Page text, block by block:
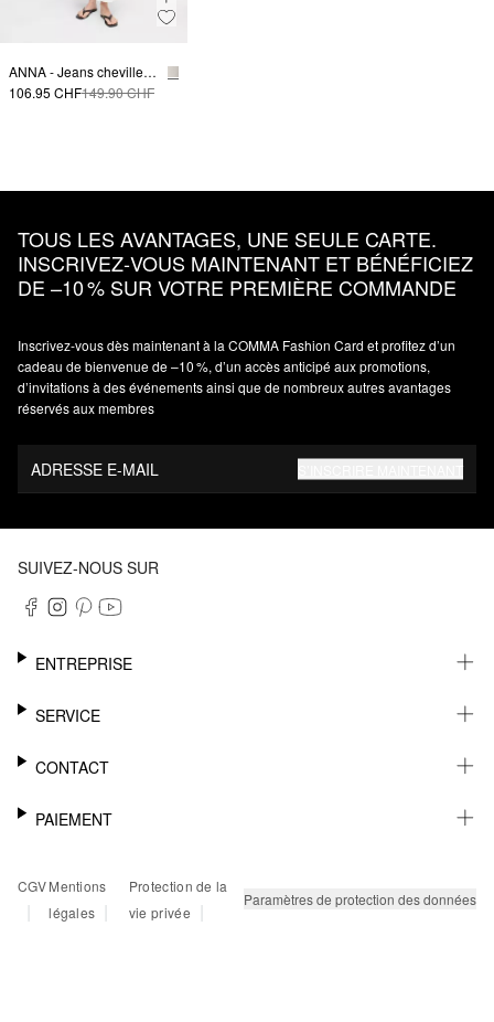
ANNA - Jeans cheville avec détail torsadé à la taille
106.95 CHF149.90 CHF
TOUS LES AVANTAGES, UNE SEULE CARTE.
INSCRIVEZ‑VOUS MAINTENANT ET BÉNÉFICIEZ
DE –10 % SUR VOTRE PREMIÈRE COMMANDE
Inscrivez‑vous dès maintenant à la COMMA Fashion Card et profitez d’un
cadeau de bienvenue de –10 %, d’un accès anticipé aux promotions,
d’invitations à des événements ainsi que de nombreux autres avantages
réservés aux membres
ADRESSE E-MAIL
SUIVEZ-NOUS SUR
ENTREPRISE
CARRIÈRE
SERVICE
NEWSLETTER
MÉMO
RETOURS
FAQ
CONTACT
AIDE
PAIEMENT
PAYPAL
CARTE BANCAIRE
CGV
|
Mentions
légales |
Protection de la
vie privée
| Paramètres de protection des données